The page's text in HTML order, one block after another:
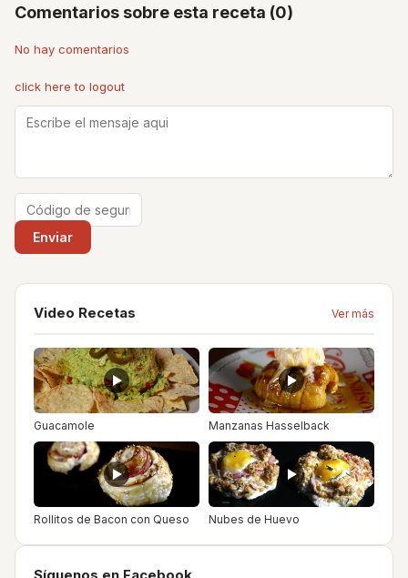
Comentarios sobre esta receta (0)
No hay comentarios
click here to logout
Video Recetas Ver más
Guacamole Manzanas Hasselback
Rollitos de Bacon con Queso Nubes de Huevo